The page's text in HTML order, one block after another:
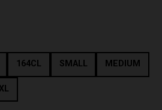
164CL SMALL MEDIUM